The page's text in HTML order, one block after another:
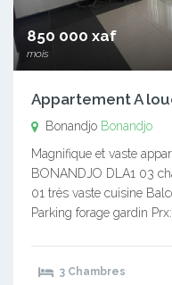
850 000 xaf
mois
Appartement A
Bonandjo Bonandjo
Magnifique et vaste
BONANDJO DLA1 03
01 très vaste cuisine
Parking forage gardin
3 Chambres